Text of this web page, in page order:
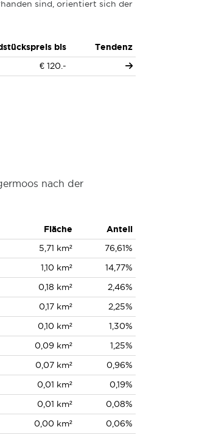
sind, orientiert sich der
bis
Tendenz
€ 120.-
nach der
Fläche
Anteil
5,71 km²
76,61%
1,10 km²
14,77%
0,18 km²
2,46%
0,17 km²
2,25%
0,10 km²
1,30%
0,09 km²
1,25%
0,07 km²
0,96%
0,01 km²
0,19%
0,01 km²
0,08%
0,00 km²
0,06%